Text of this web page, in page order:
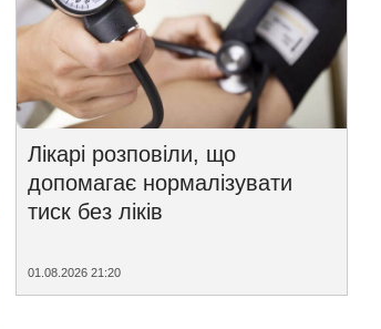
Лікарі розповіли, що
допомагає нормалізувати
тиск без ліків
01.08.2026 21:20